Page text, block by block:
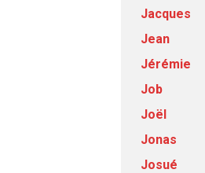
Jacques
Jean
Jérémie
Job
Joël
Jonas
Josué